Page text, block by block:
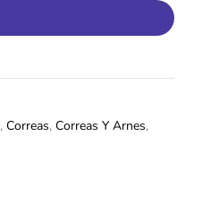
, Correas, Correas Y Arnes,